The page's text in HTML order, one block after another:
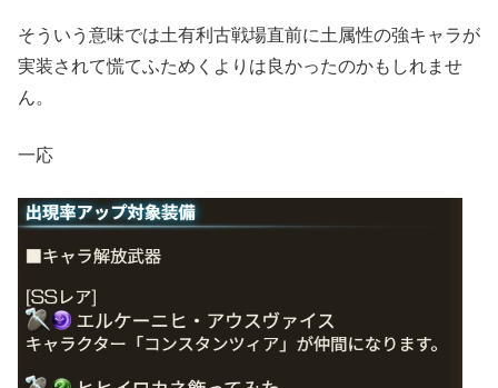
そういう意味では土有利古戦場直前に土属性の強キャラが
実装されて慌てふためくよりは良かったのかもしれませ
ん。
一応